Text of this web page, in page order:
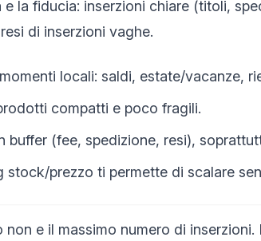
e la fiducia: inserzioni chiare (titoli,
di inserzioni vaghe.
locali: saldi, estate/vacanze,
compatti e poco fragili.
buffer (fee, spedizione, resi),
stock/prezzo ti permette di scalare
non e il massimo numero di